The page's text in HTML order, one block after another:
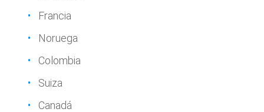
Francia
Noruega
Colombia
Suiza
Canadá